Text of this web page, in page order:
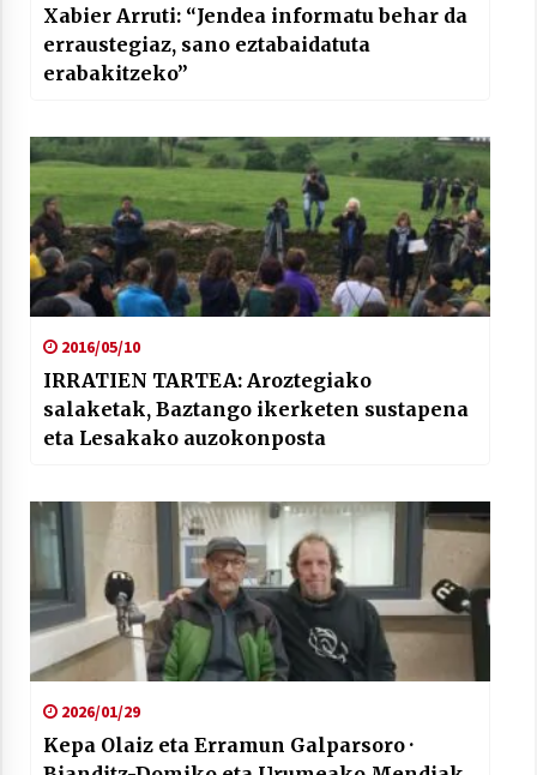
Xabier Arruti: “Jendea informatu behar da
erraustegiaz, sano eztabaidatuta
erabakitzeko”
2016/05/10
IRRATIEN TARTEA: Aroztegiako
salaketak, Baztango ikerketen sustapena
eta Lesakako auzokonposta
2026/01/29
Kepa Olaiz eta Erramun Galparsoro ·